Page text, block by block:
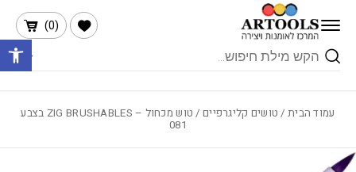
Skip to Content
Products
search
(
0
)
הרשימה שלי
עמוד הבית / טושים קליגרפיים / טוש מכחול – ZIG BRUSHABLES בצבע
081
בחזרה למעלה